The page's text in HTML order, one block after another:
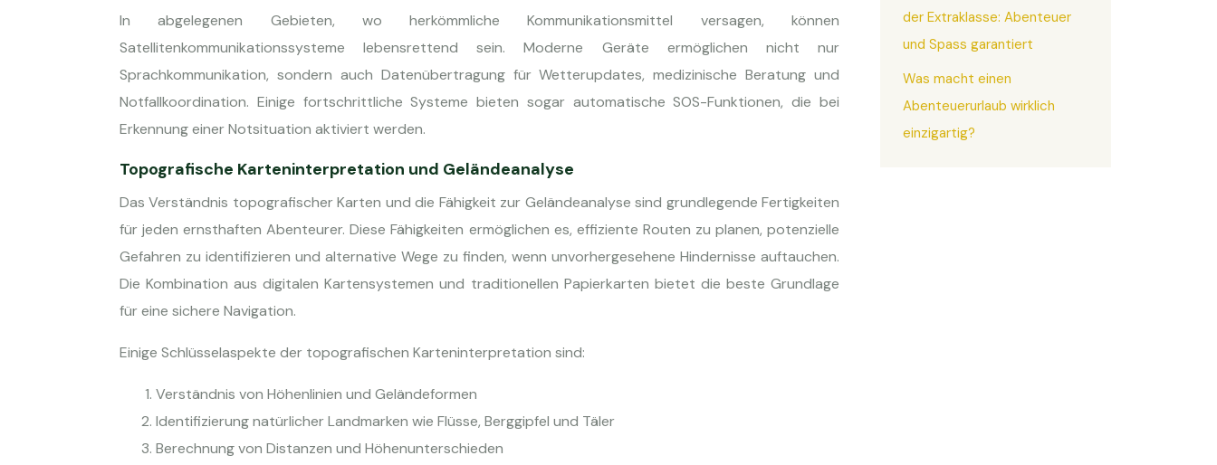
In abgelegenen Gebieten, wo herkömmliche Kommunikationsmittel versagen, können
Satellitenkommunikationssysteme lebensrettend sein. Moderne Geräte ermöglichen nicht nur
Sprachkommunikation, sondern auch Datenübertragung für Wetterupdates, medizinische Beratung und
Notfallkoordination. Einige fortschrittliche Systeme bieten sogar automatische SOS-Funktionen, die bei
Erkennung einer Notsituation aktiviert werden.
Topografische Karteninterpretation und Geländeanalyse
Das Verständnis topografischer Karten und die Fähigkeit zur Geländeanalyse sind grundlegende Fertigkeiten
für jeden ernsthaften Abenteurer. Diese Fähigkeiten ermöglichen es, effiziente Routen zu planen, potenzielle
Gefahren zu identifizieren und alternative Wege zu finden, wenn unvorhergesehene Hindernisse auftauchen.
Die Kombination aus digitalen Kartensystemen und traditionellen Papierkarten bietet die beste Grundlage
für eine sichere Navigation.
Einige Schlüsselaspekte der topografischen Karteninterpretation sind:
Verständnis von Höhenlinien und Geländeformen
Identifizierung natürlicher Landmarken wie Flüsse, Berggipfel und Täler
Berechnung von Distanzen und Höhenunterschieden
der Extraklasse: Abenteuer
und Spass garantiert
Was macht einen
Abenteuerurlaub wirklich
einzigartig?